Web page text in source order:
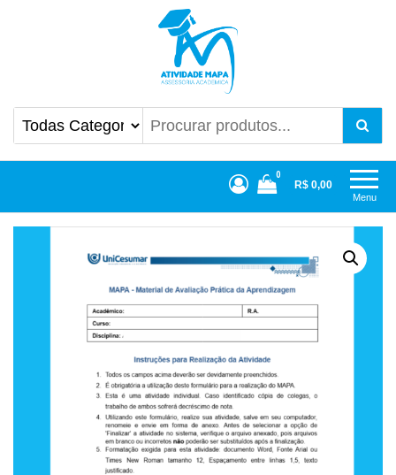
Atividade Mapa Mapa UniCesumar
Menu
0
R$ 0,00